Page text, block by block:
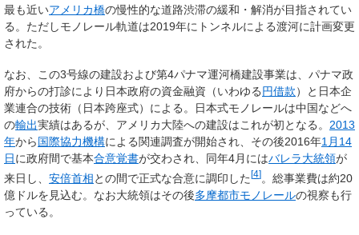
最も近いアメリカ橋の慢性的な道路渋滞の緩和・解消が目指されてい
る。ただしモノレール軌道は2019年にトンネルによる渡河に計画変更
された。
なお、この3号線の建設および第4パナマ運河橋建設事業は、パナマ政
府からの打診により日本政府の資金融資（いわゆる円借款）と日本企
業連合の技術（日本跨座式）による。日本式モノレールは中国などへ
の輸出実績はあるが、アメリカ大陸への建設はこれが初となる。 2013
年から国際協力機構による関連調査が開始され、その後2016年1月14
日に政府間で基本合意覚書が交わされ、同年4月にはバレラ大統領が
来日し、 安倍首相との間で正式な合意に調印した [4] 。総事業費は約20
億ドルを見込む。なお大統領はその後多摩都市モノレールの視察も行
っている。